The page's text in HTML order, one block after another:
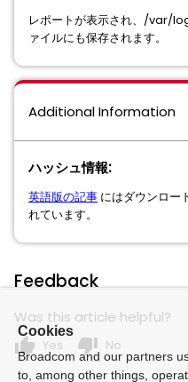
レポートが表示され、/var/
ァイルにも保存されます。
Additional Information
ハッシュ情報:
英語版の記事 にはダウンロー
れています。
Feedback
Was this article helpful?
thumb_up Yes thumb_down No
Cookies
Broadcom and our partners
to, among other things,